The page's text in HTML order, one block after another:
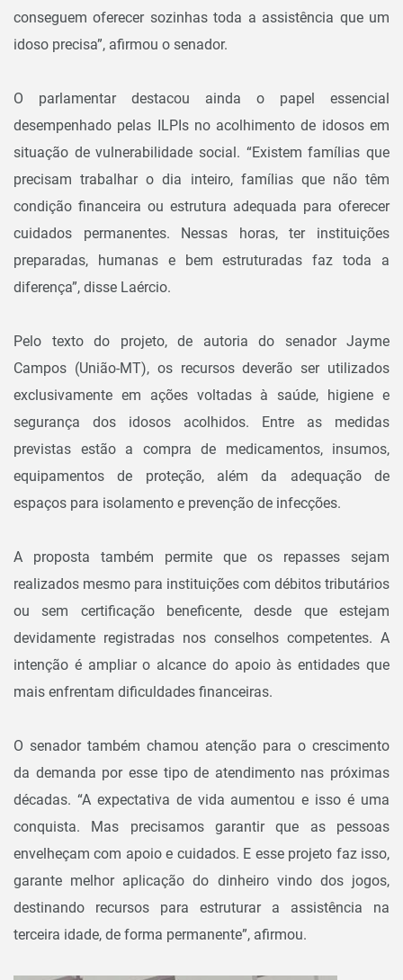
conseguem oferecer sozinhas toda a assistência que um
idoso precisa”, afirmou o senador.
O parlamentar destacou ainda o papel essencial
desempenhado pelas ILPIs no acolhimento de idosos em
situação de vulnerabilidade social. “Existem famílias que
precisam trabalhar o dia inteiro, famílias que não têm
condição financeira ou estrutura adequada para oferecer
cuidados permanentes. Nessas horas, ter instituições
preparadas, humanas e bem estruturadas faz toda a
diferença”, disse Laércio.
Pelo texto do projeto, de autoria do senador Jayme
Campos (União-MT), os recursos deverão ser utilizados
exclusivamente em ações voltadas à saúde, higiene e
segurança dos idosos acolhidos. Entre as medidas
previstas estão a compra de medicamentos, insumos,
equipamentos de proteção, além da adequação de
espaços para isolamento e prevenção de infecções.
A proposta também permite que os repasses sejam
realizados mesmo para instituições com débitos tributários
ou sem certificação beneficente, desde que estejam
devidamente registradas nos conselhos competentes. A
intenção é ampliar o alcance do apoio às entidades que
mais enfrentam dificuldades financeiras.
O senador também chamou atenção para o crescimento
da demanda por esse tipo de atendimento nas próximas
décadas. “A expectativa de vida aumentou e isso é uma
conquista. Mas precisamos garantir que as pessoas
envelheçam com apoio e cuidados. E esse projeto faz isso,
garante melhor aplicação do dinheiro vindo dos jogos,
destinando recursos para estruturar a assistência na
terceira idade, de forma permanente”, afirmou.